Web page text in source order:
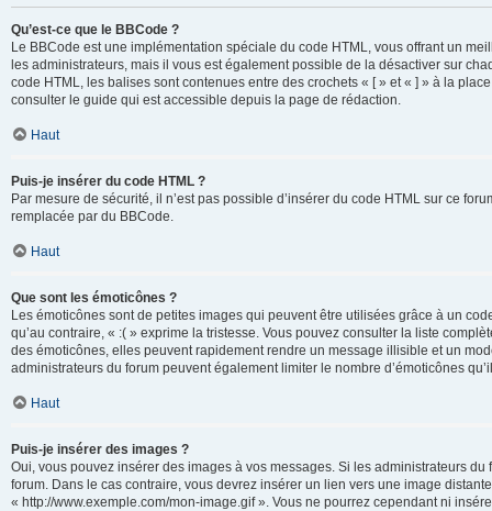
Qu’est-ce que le BBCode ?
Le BBCode est une implémentation spéciale du code HTML, vous offrant un
les administrateurs, mais il vous est également possible de la désactiver sur
code HTML, les balises sont contenues entre des crochets « [ » et « ] » à la
consulter le guide qui est accessible depuis la page de rédaction.
Haut
Puis-je insérer du code HTML ?
Par mesure de sécurité, il n’est pas possible d’insérer du code HTML sur ce
remplacée par du BBCode.
Haut
Que sont les émoticônes ?
Les émoticônes sont de petites images qui peuvent être utilisées grâce à un
qu’au contraire, « :( » exprime la tristesse. Vous pouvez consulter la liste
des émoticônes, elles peuvent rapidement rendre un message illisible et un
administrateurs du forum peuvent également limiter le nombre d’émoticônes
Haut
Puis-je insérer des images ?
Oui, vous pouvez insérer des images à vos messages. Si les administrateurs
forum. Dans le cas contraire, vous devrez insérer un lien vers une image
« http://www.exemple.com/mon-image.gif ». Vous ne pourrez cependant ni